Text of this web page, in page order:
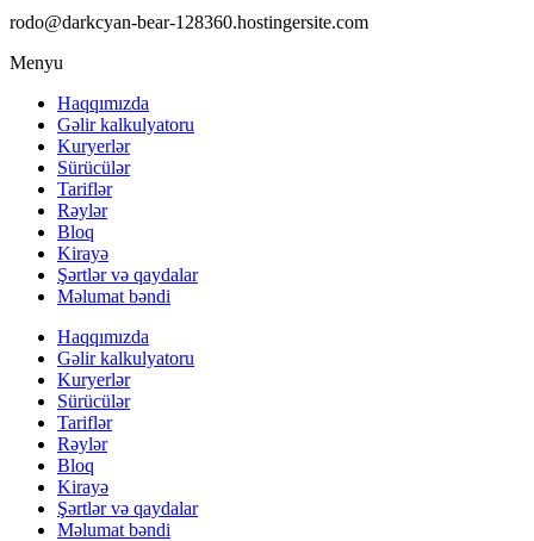
rodo@darkcyan-bear-128360.hostingersite.com
Menyu
Haqqımızda
Gəlir kalkulyatoru
Kuryerlər
Sürücülər
Tariflər
Rəylər
Bloq
Kirayə
Şərtlər və qaydalar
Məlumat bəndi
Haqqımızda
Gəlir kalkulyatoru
Kuryerlər
Sürücülər
Tariflər
Rəylər
Bloq
Kirayə
Şərtlər və qaydalar
Məlumat bəndi